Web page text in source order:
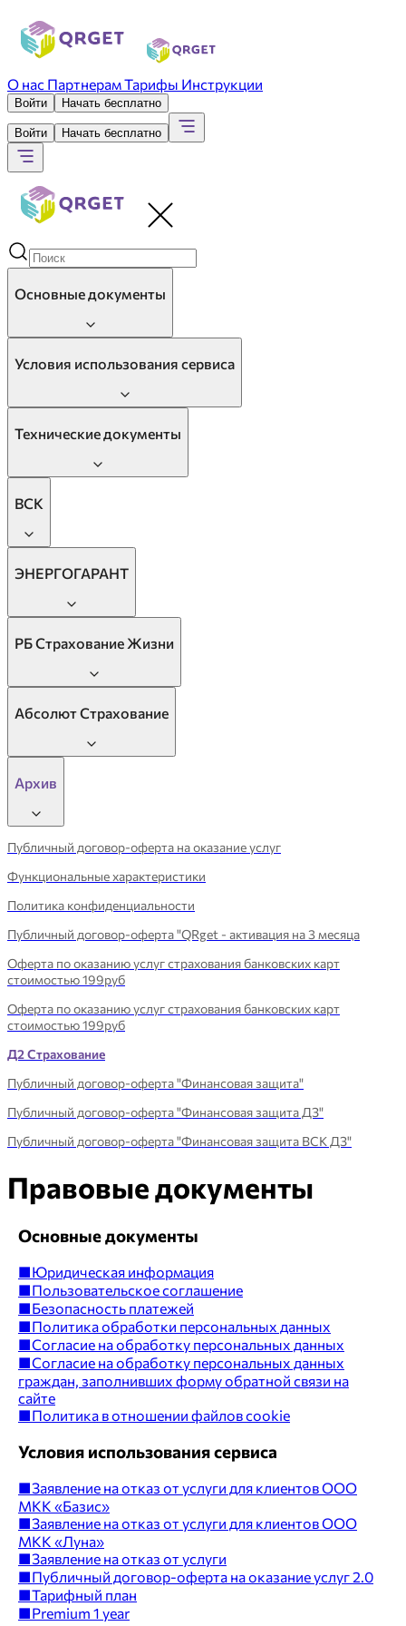
О нас ПартнерамТарифы Инструкции
Войти Начать бесплатно
Войти Начать бесплатно
Основные документы
Условия использования сервиса
Технические документы
ВСК
ЭНЕРГОГАРАНТ
РБ Страхование Жизни
Абсолют Страхование
Архив
Публичный договор-оферта на оказание услуг
Функциональные характеристики
Политика конфиденциальности
Публичный договор-оферта "QRget - активация на 3 месяца
Оферта по оказанию услуг страхования банковских карт
стоимостью 199руб
Оферта по оказанию услуг страхования банковских карт
стоимостью 199руб
Д2 Страхование
Публичный договор-оферта "Финансовая защита"
Публичный договор-оферта "Финансовая защита ДЗ"
Публичный договор-оферта "Финансовая защита ВСК ДЗ"
Правовые документы
Основные документы
■Юридическая информация
■Пользовательское соглашение
■Безопасность платежей
■Политика обработки персональных данных
■Согласие на обработку персональных данных
■Согласие на обработку персональных данных
граждан, заполнивших форму обратной связи на
сайте
■Политика в отношении файлов cookie
Условия использования сервиса
■Заявление на отказ от услуги для клиентов ООО
МКК «Базис»
■Заявление на отказ от услуги для клиентов ООО
МКК «Луна»
■Заявление на отказ от услуги
■Публичный договор-оферта на оказание услуг 2.0
■Тарифный план
■Premium 1 year